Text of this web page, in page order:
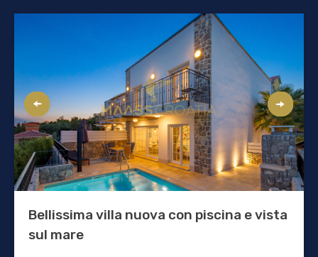
Bellissima villa nuova con piscina e vista
sul mare